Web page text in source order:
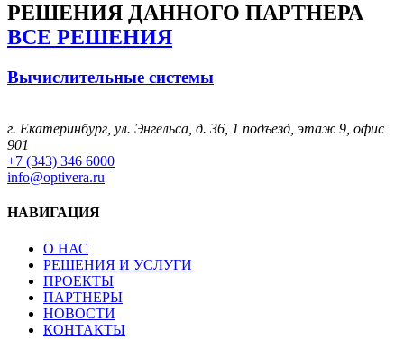
РЕШЕНИЯ ДАННОГО ПАРТНЕРА
ВСЕ РЕШЕНИЯ
Вычислительные системы
г. Екатеринбург, ул. Энгельса, д. 36, 1 подъезд, этаж 9, офис
901
+7 (343) 346 6000
info@optivera.ru
НАВИГАЦИЯ
О НАС
РЕШЕНИЯ И УСЛУГИ
ПРОЕКТЫ
ПАРТНЕРЫ
НОВОСТИ
КОНТАКТЫ